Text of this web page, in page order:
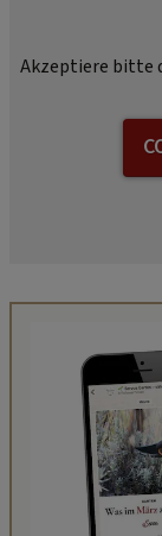
Akzeptiere bitte